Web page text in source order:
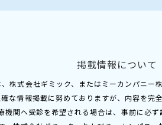
掲載情報について
株式会社ギミック、またはミーカンパニー
な情報掲載に努めておりますが、内容を完
機関へ受診を希望される場合は、事前に必ず